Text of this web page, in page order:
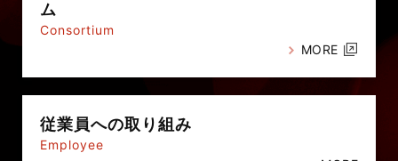
ム
Consortium
MORE
従業員への取り組み
Employee